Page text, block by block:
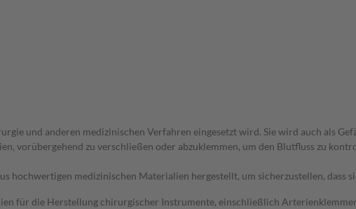
und anderen medizinischen Verfahren eingesetzt wird. Sie wird auch als
vorübergehend zu verschließen oder abzuklemmen, um den Blutfluss zu
hochwertigen medizinischen Materialien hergestellt, um sicherzustellen, dass
für die Herstellung chirurgischer Instrumente, einschließlich